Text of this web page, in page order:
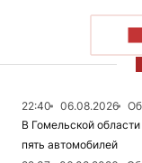
22:40 06.08.2026
В Гомельской
пять автомобилей